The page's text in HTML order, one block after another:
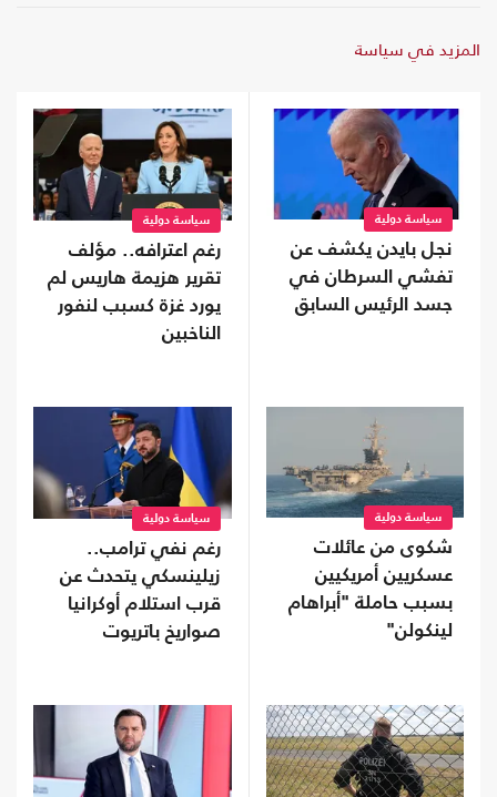
المزيد في سياسة
سياسة دولية
نجل بايدن يكشف عن
تفشي السرطان في
جسد الرئيس السابق
سياسة دولية
رغم اعترافه.. مؤلف
تقرير هزيمة هاريس لم
يورد غزة كسبب لنفور
الناخبين
سياسة دولية
شكوى من عائلات
عسكريين أمريكيين
بسبب حاملة "أبراهام
لينكولن"
سياسة دولية
رغم نفي ترامب..
زيلينسكي يتحدث عن
قرب استلام أوكرانيا
صواريخ باتريوت